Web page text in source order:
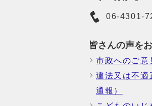
06-4301-
皆さんの声を
市政へのご意
違法又は不適
通報）